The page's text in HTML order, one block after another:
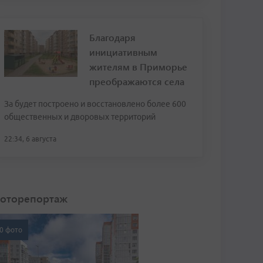
Благодаря
инициативным
жителям в Приморье
преображаются села
За будет построено и восстановлено более 600
общественных и дворовых территорий
22:34, 6 августа
фото